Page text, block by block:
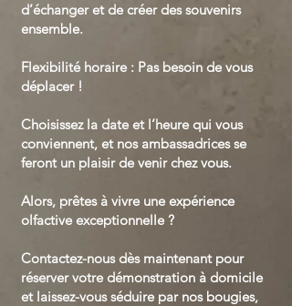
d’échanger et de créer des souvenirs
ensemble.
Flexibilité horaire : Pas besoin de vous
déplacer !
Choisissez la date et l’heure qui vous
conviennent, et nos ambassadrices se
feront un plaisir de venir chez vous.
Alors, prêtes à vivre une expérience
olfactive exceptionnelle ?
Contactez-nous dès maintenant pour
réserver votre démonstration à domicile
et laissez-vous séduire par nos bougies,